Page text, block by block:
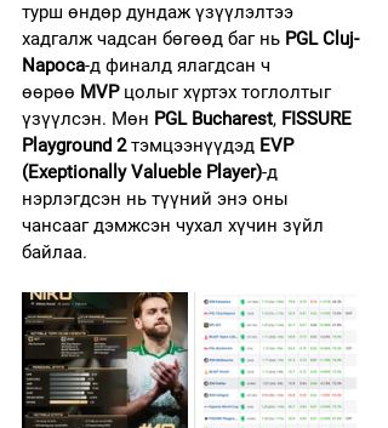
турш өндөр дундаж үзүүлэлтээ
хадгалж чадсан бөгөөд баг нь PGL Cluj-
Napoca-д финалд ялагдсан ч
өөрөө MVP цолыг хүртэх тоглолтыг
үзүүлсэн. Мөн PGL Bucharest, FISSURE
Playground 2 тэмцээнүүдэд EVP
(Exeptionally Valueble Player)-д
нэрлэгдсэн нь түүний энэ оны
чансааг дэмжсэн чухал хүчин зүйл
байлаа.